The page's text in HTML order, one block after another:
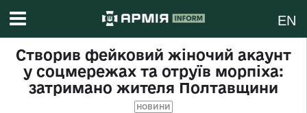
EN
Створив фейковий жіночий акаунт
у соцмережах та отруїв морпіха:
затримано жителя Полтавщини
НОВИНИ